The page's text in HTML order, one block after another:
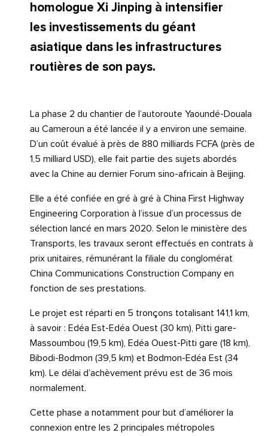
homologue Xi Jinping à intensifier
les investissements du géant
asiatique dans les infrastructures
routières de son pays.
La phase 2 du chantier de l’autoroute Yaoundé-Douala
au Cameroun a été lancée il y a environ une semaine.
D’un coût évalué à près de 880 milliards FCFA (près de
1,5 milliard USD), elle fait partie des sujets abordés
avec la Chine au dernier Forum sino-africain à Beijing.
Elle a été confiée en gré à gré à China First Highway
Engineering Corporation à l’issue d’un processus de
sélection lancé en mars 2020. Selon le ministère des
Transports, les travaux seront effectués en contrats à
prix unitaires, rémunérant la filiale du conglomérat
China Communications Construction Company en
fonction de ses prestations.
Le projet est réparti en 5 tronçons totalisant 141,1 km,
à savoir : Edéa Est-Edéa Ouest (30 km), Pitti gare-
Massoumbou (19,5 km), Edéa Ouest-Pitti gare (18 km),
Bibodi-Bodmon (39,5 km) et Bodmon-Edéa Est (34
km). Le délai d’achèvement prévu est de 36 mois
normalement.
Cette phase a notamment pour but d’améliorer la
connexion entre les 2 principales métropoles